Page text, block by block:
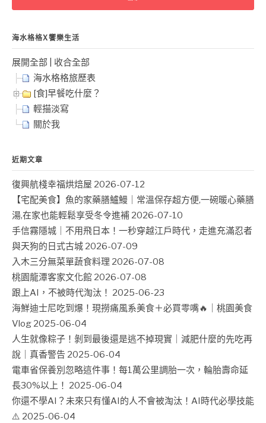
字:
海水格格X饗樂生活
展開全部
收合全部
海水格格旅歷表
[食]早餐吃什麼？
輕描淡寫
關於我
近期文章
復興航棧幸福烘焙屋 2026-07-12
【宅配美食】魚的家藥膳鱸鰻｜常溫保存超方便,一碗暖心藥膳
湯,在家也能輕鬆享受冬令進補 2026-07-10
手信霧隱城｜不用飛日本！一秒穿越江戶時代，走進充滿忍者
與天狗的日式古城 2026-07-09
入木三分無菜單蔬食料理 2026-07-08
桃園龍潭客家文化館 2026-07-08
跟上AI，不被時代淘汰！ 2025-06-23
海鮮迪士尼吃到爆！現撈痛風系美食＋必買零嘴🔥｜桃園美食
Vlog 2025-06-04
人生就像粽子！剝到最後還是逃不掉現實｜減肥什麼的先吃再
說｜真香警告 2025-06-04
電車省保養別忽略這件事！每1萬公里調胎一次，輪胎壽命延
長30%以上！ 2025-06-04
你還不學AI？未來只有懂AI的人不會被淘汰！AI時代必學技能
⚠️ 2025-06-04